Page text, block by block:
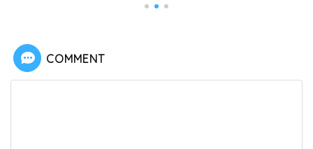
COMMENT